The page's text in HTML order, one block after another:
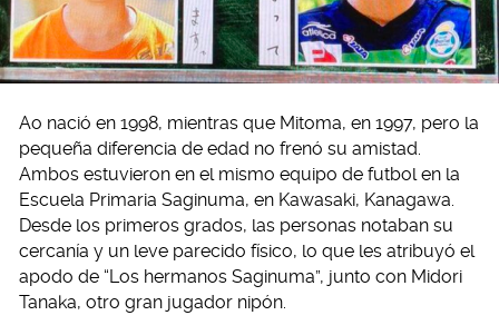
Ao nació en 1998, mientras que Mitoma, en 1997, pero la
pequeña diferencia de edad no frenó su amistad.
Ambos estuvieron en el mismo equipo de futbol en la
Escuela Primaria Saginuma, en Kawasaki, Kanagawa.
Desde los primeros grados, las personas notaban su
cercanía y un leve parecido físico, lo que les atribuyó el
apodo de “Los hermanos Saginuma”, junto con Midori
Tanaka, otro gran jugador nipón.